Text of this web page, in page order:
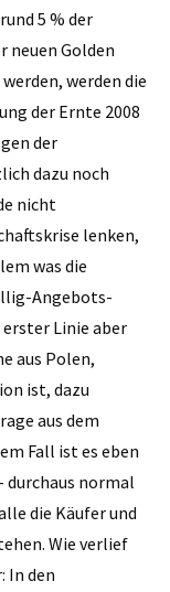
5 % der
neuen Golden
werden die
der Ernte 2008
der
dazu noch
nicht
lenken,
was die
Angebots­
erster Linie aber
aus Polen,
ist, dazu
aus dem
Fall ist es eben
durchaus normal
die Käufer und
Wie verlief
In den